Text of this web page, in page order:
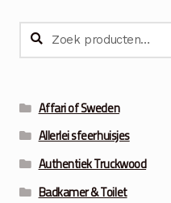
Zoeken
naar:
Zoeken
Affari of Sweden
Allerlei sfeerhuisjes
Authentiek Truckwood
Badkamer & Toilet